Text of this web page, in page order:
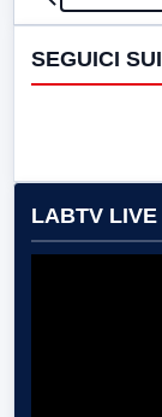
SEGUICI
LABTV LIVE